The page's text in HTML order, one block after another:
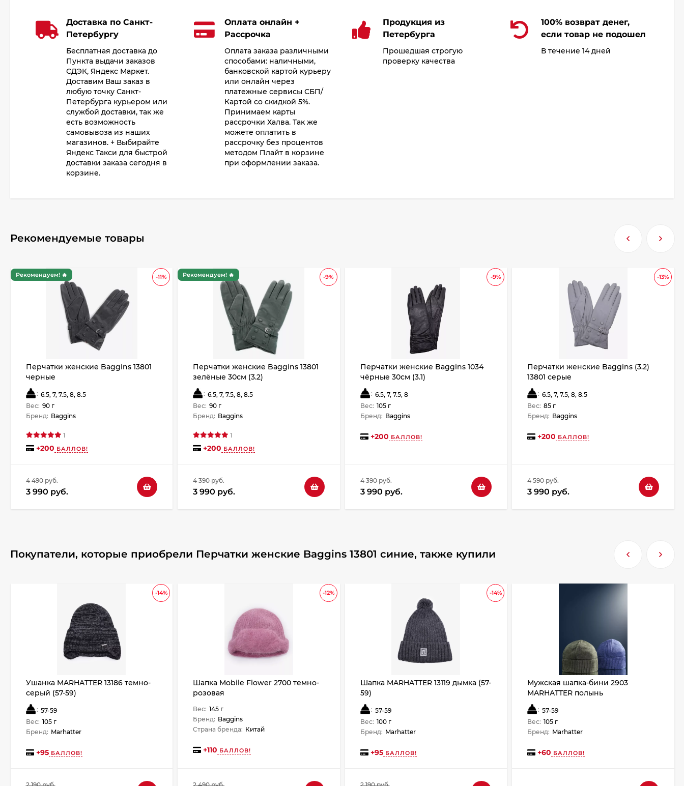
Доставка по Санкт-
Петербургу
Бесплатная доставка до
Пункта выдачи заказов
СДЭК, Яндекс Маркет.
Доставим Ваш заказ в
любую точку Санкт-
Петербурга курьером или
службой доставки, так же
есть возможность
самовывоза из наших
магазинов. + Выбирайте
Яндекс Такси для быстрой
доставки заказа сегодня в
корзине.
Оплата онлайн +
Рассрочка
Оплата заказа различными
способами: наличными,
банковской картой курьеру
или онлайн через
платежные сервисы СБП/
Картой со скидкой 5%.
Принимаем карты
рассрочки Халва. Так же
можете оплатить в
рассрочку без процентов
методом Плайт в корзине
при оформлении заказа.
Продукция из
Петербурга
Прошедшая строгую
проверку качества
100% возврат денег,
если товар не подошел
В течение 14 дней
Рекомендуемые товары
-11%
Рекомендуем! 🔥
Перчатки женские Baggins 13801
черные
: 6.5, 7, 7.5, 8, 8.5
Вес: 90 г
Бренд: Baggins
1
+200 БАЛЛОВ!
4 490 руб.
3 990 руб.
-9%
Рекомендуем! 🔥
Перчатки женские Baggins 13801
зелёные 30см (3.2)
: 6.5, 7, 7.5, 8, 8.5
Вес: 90 г
Бренд: Baggins
1
+200 БАЛЛОВ!
4 390 руб.
3 990 руб.
-9%
Перчатки женские Baggins 1034
чёрные 30см (3.1)
: 6.5, 7, 7.5, 8
Вес: 105 г
Бренд: Baggins
+200 БАЛЛОВ!
4 390 руб.
3 990 руб.
-13%
Перчатки женские Baggins (3.2)
13801 серые
: 6.5, 7, 7.5, 8, 8.5
Вес: 85 г
Бренд: Baggins
+200 БАЛЛОВ!
4 590 руб.
3 990 руб.
Покупатели, которые приобрели Перчатки женские Baggins 13801 синие, также купили
-14%
Ушанка MARHATTER 13186 темно-
серый (57-59)
: 57-59
Вес: 105 г
Бренд: Marhatter
+95БАЛЛОВ!
-12%
Шапка Mobile Flower 2700 темно-
розовая
Вес: 145 г
Бренд: Baggins
Страна бренда: Китай
+110 БАЛЛОВ!
-14%
Шапка MARHATTER 13119 дымка (57-
59)
: 57-59
Вес: 100 г
Бренд: Marhatter
+95БАЛЛОВ!
Мужская шапка-бини 2903
MARHATTER полынь
: 57-59
Вес: 105 г
Бренд: Marhatter
+60 БАЛЛОВ!